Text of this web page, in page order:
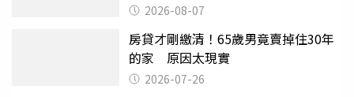
2026-08-07
房貸才剛繳清！65歲男竟賣掉住30年
的家 原因太現實
2026-07-26